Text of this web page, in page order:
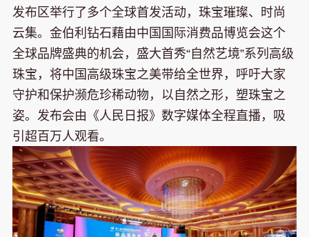
发布区举行了多个全球首发活动，珠宝璀璨、时尚
云集。金伯利钻石藉由中国国际消费品博览会这个
全球品牌盛典的机会，盛大首秀“自然艺境”系列高级
珠宝，将中国高级珠宝之美带给全世界，呼吁大家
守护和保护濒危珍稀动物，以自然之形，塑珠宝之
姿。发布会由《人民日报》数字媒体全程直播，吸
引超百万人观看。